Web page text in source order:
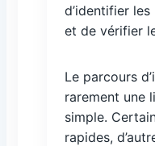
d’identifier
et de vérifier
Le parcours
rarement une
simple.
rapides,